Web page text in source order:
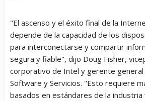
"El ascenso y el éxito final de la
depende de la capacidad de los
para interconectarse y compartir
segura y fiable", dijo Doug Fisher,
corporativo de Intel y gerente general
Software y Servicios. "Esto requiere
basados en estándares de la